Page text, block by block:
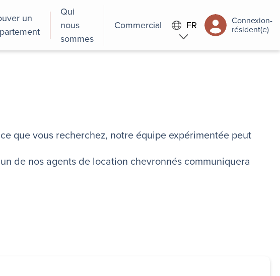
un
Qui
nous
sommes
Commercial FR Connexion-
résident(e)
que vous recherchez, notre équipe expérimentée peut
de nos agents de location chevronnés communiquera